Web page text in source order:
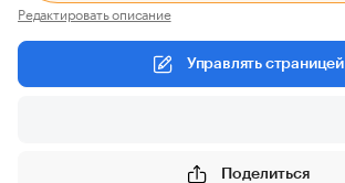
Редактировать описание
Управлять страницей
Поделиться